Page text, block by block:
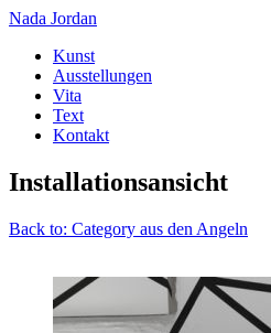
Nada Jordan
Kunst
Ausstellungen
Vita
Text
Kontakt
Installationsansicht
Back to: Category aus den Angeln